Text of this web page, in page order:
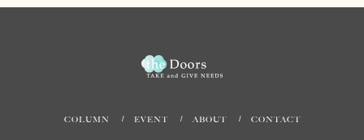
COLUMN EVENT ABOUT CONTACT